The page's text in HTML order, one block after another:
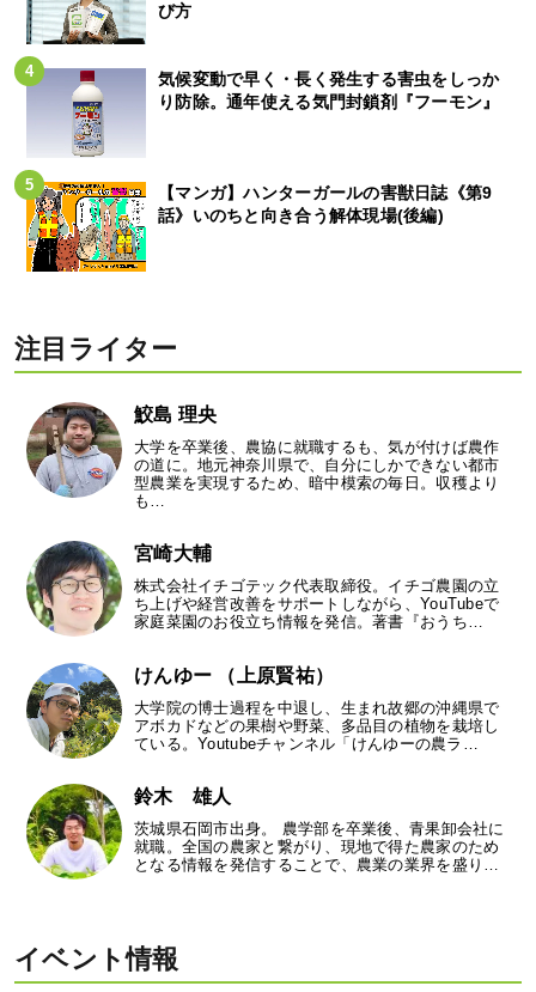
び方
気候変動で早く・長く発生する害虫をしっか
り防除。通年使える気門封鎖剤『フーモン』
【マンガ】ハンターガールの害獣日誌《第9
話》いのちと向き合う解体現場(後編)
注目ライター
鮫島 理央
大学を卒業後、農協に就職するも、気が付けば農作
の道に。地元神奈川県で、自分にしかできない都市
型農業を実現するため、暗中模索の毎日。収穫より
も…
宮崎大輔
株式会社イチゴテック代表取締役。イチゴ農園の立
ち上げや経営改善をサポートしながら、YouTubeで
家庭菜園のお役立ち情報を発信。著書『おうち…
けんゆー （上原賢祐）
大学院の博士過程を中退し、生まれ故郷の沖縄県で
アボカドなどの果樹や野菜、多品目の植物を栽培し
ている。Youtubeチャンネル「けんゆーの農ラ…
鈴木 雄人
茨城県石岡市出身。 農学部を卒業後、青果卸会社に
就職。全国の農家と繋がり、現地で得た農家のため
となる情報を発信することで、農業の業界を盛り…
イベント情報